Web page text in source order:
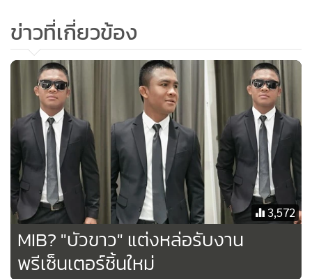
ข่าวที่เกี่ยวข้อง
3,572
MIB? "บัวขาว" แต่งหล่อรับงาน
พรีเซ็นเตอร์ชิ้นใหม่